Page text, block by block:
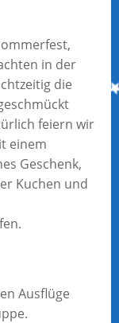
in der
die
feiern wir
einem
Geschenk,
Kuchen und
Ausflüge